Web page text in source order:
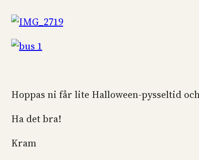
Hoppas ni får lite Halloween-pysseltid
Ha det bra!
Kram